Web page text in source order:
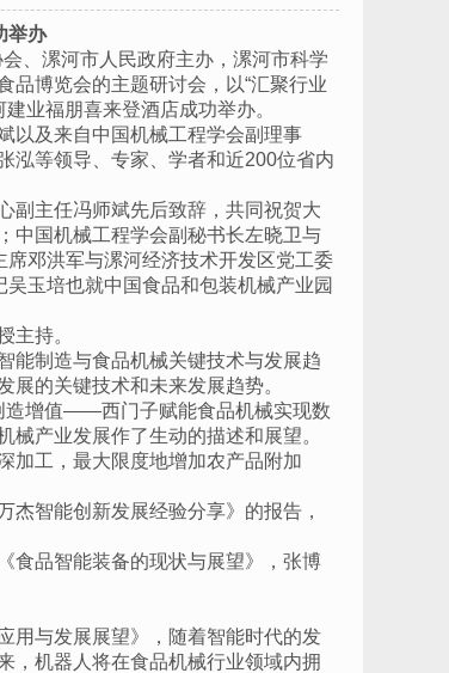
举办
、漯河市人民政府主办，漯河市科学
品博览会的主题研讨会，以“汇聚行业
建业福朋喜来登酒店成功举办。
以及来自中国机械工程学会副理事
泓等领导、专家、学者和近200位省内
副主任冯师斌先后致辞，共同祝贺大
中国机械工程学会副秘书长左晓卫与
席邓洪军与漯河经济技术开发区党工委
玉培也就中国食品和包装机械产业园
教授主持。
能制造与食品机械关键技术与发展趋
的关键技术和未来发展趋势。
造增值——西门子赋能食品机械实现数
产业发展作了生动的描述和展望。
加工，最大限度地增加农产品附加
智能创新发展经验分享》的报告，
食品智能装备的现状与展望》，张博
用与发展展望》，随着智能时代的发
，机器人将在食品机械行业领域内拥